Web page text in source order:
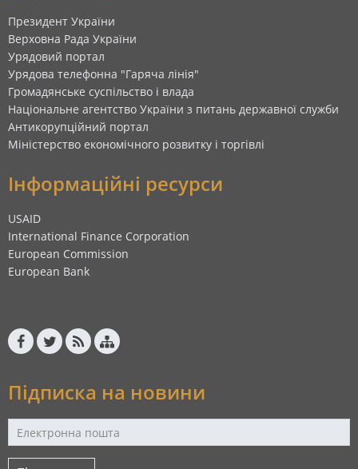
Президент України
Верховна Рада України
Урядовий портал
Урядова телефонна "Гаряча лінія"
Громадянське суспільство і влада
Національне агентство України з питань державної служби
Антикорупційний портал
Міністерство економічного розвитку і торгівлі
Інформаційні ресурси
USAID
International Finance Corporation
European Commission
European Bank
Підписка на новини